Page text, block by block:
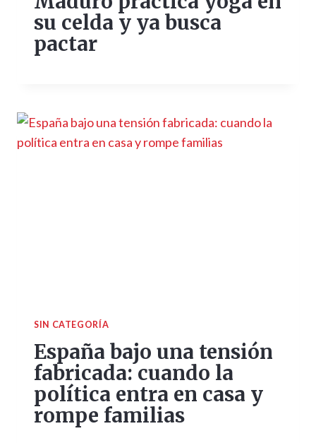
su celda y ya busca
pactar
SIN CATEGORÍA
España bajo una tensión
fabricada: cuando la
política entra en casa y
rompe familias